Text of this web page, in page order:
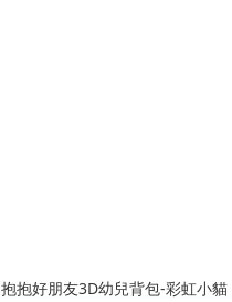
抱抱好朋友3D幼兒背包-彩虹小